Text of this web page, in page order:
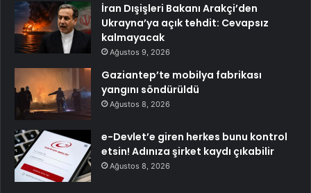
İran Dışişleri Bakanı Arakçi’den
Ukrayna’ya açık tehdit: Cevapsız
kalmayacak
Ağustos 9, 2026
Gaziantep’te mobilya fabrikası
yangını söndürüldü
Ağustos 8, 2026
e-Devlet’e giren herkes bunu kontrol
etsin! Adınıza şirket kaydı çıkabilir
Ağustos 8, 2026